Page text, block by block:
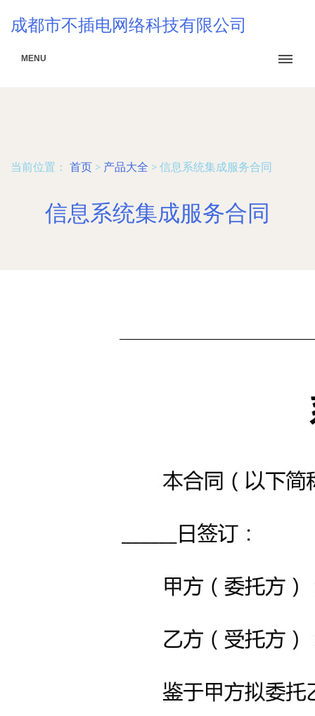
成都市不插电网络科技有限公司
MENU
当前位置： 首页 > 产品大全 > 信息系统集成服务合同
信息系统集成服务合同